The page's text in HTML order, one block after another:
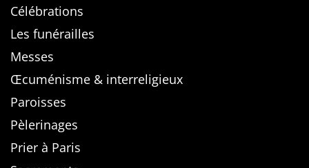
Célébrations
Les funérailles
Messes
Œcuménisme & interreligieux
Paroisses
Pèlerinages
Prier à Paris